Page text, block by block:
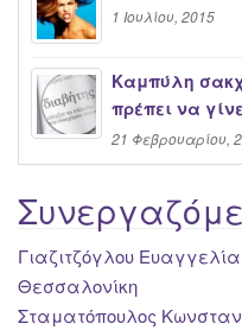
1 Ιουλίου, 2015
Καμπύλη
πρέπει να
21 Φεβρουαρίου,
Γιαζιτζόγλου
Θεσσαλονίκη
Σταματόπουλος